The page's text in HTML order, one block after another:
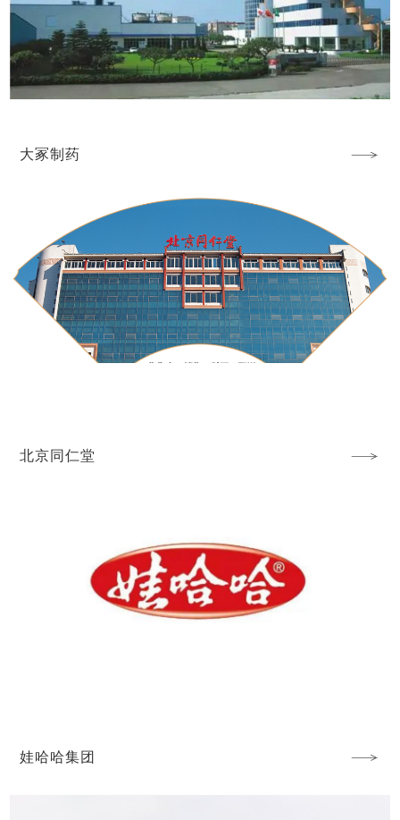
大冢制药
北京同仁堂
娃哈哈集团